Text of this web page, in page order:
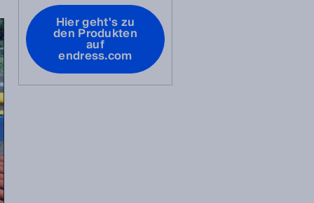
Hier geht's zu
den Produkten
auf
endress.com